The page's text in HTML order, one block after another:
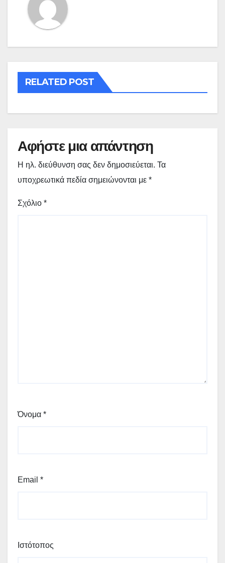
RELATED POST
Αφήστε μια απάντηση
Η ηλ. διεύθυνση σας δεν δημοσιεύεται. Τα
υποχρεωτικά πεδία σημειώνονται με *
Σχόλιο *
Όνομα *
Email *
Ιστότοπος